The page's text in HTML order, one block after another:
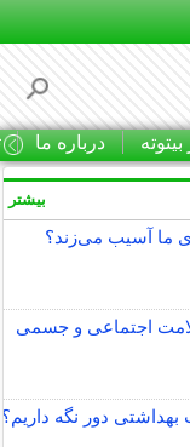
درباره ما
ما آسیب می‌زند؟
اجتماعی و جسمی
دور نگه داریم؟
بیشتر